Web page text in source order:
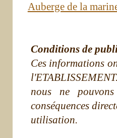
Auberge de la
Conditions de
Ces informations
nous ne
conséquences
utilisation.